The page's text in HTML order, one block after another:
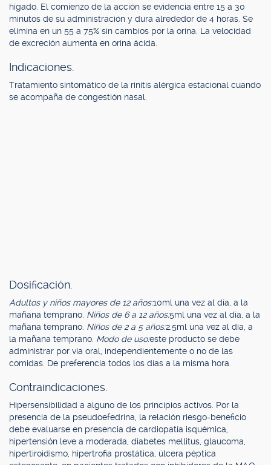
hígado. El comienzo de la acción se evidencia entre 15 a 30
minutos de su administración y dura alrededor de 4 horas. Se
elimina en un 55 a 75% sin cambios por la orina. La velocidad
de excreción aumenta en orina ácida.
Indicaciones.
Tratamiento sintomático de la rinitis alérgica estacional cuando
se acompaña de congestión nasal.
Dosificación.
Adultos y niños mayores de 12 años:10ml una vez al día, a la
mañana temprano. Niños de 6 a 12 años:5ml una vez al día, a la
mañana temprano. Niños de 2 a 5 años:2.5ml una vez al día, a
la mañana temprano. Modo de uso:este producto se debe
administrar por vía oral, independientemente o no de las
comidas. De preferencia todos los días a la misma hora.
Contraindicaciones.
Hipersensibilidad a alguno de los principios activos. Por la
presencia de la pseudoefedrina, la relación riesgo-beneficio
debe evaluarse en presencia de cardiopatía isquémica,
hipertensión leve a moderada, diabetes mellitus, glaucoma,
hipertiroidismo, hipertrofia prostática, úlcera péptica